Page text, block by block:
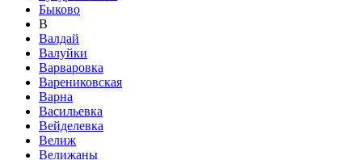
Быково
В
Валдай
Валуйки
Варваровка
Варениковская
Варна
Васильевка
Вейделевка
Велиж
Велижаны